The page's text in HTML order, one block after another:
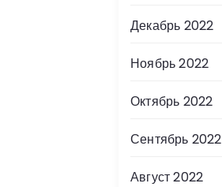
Декабрь 2022
Ноябрь 2022
Октябрь 2022
Сентябрь 2022
Август 2022